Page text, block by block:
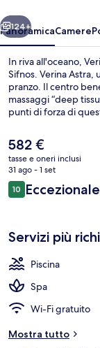
Avanti
124+
PanoramicaCamere
In riva all'oceano,
Sifnos. Verina Astra,
pranzo. Il centro
massaggi “deep
punti di forza di
Il
prezzo
attuale
è
582 €
582 €
tasse e oneri inclusi
31 ago - 1 set
Recensioni
1010 su 10
Eccezionale
Servizi più
Piscina
Spa
Wi-Fi gratuito
Mostra tutto